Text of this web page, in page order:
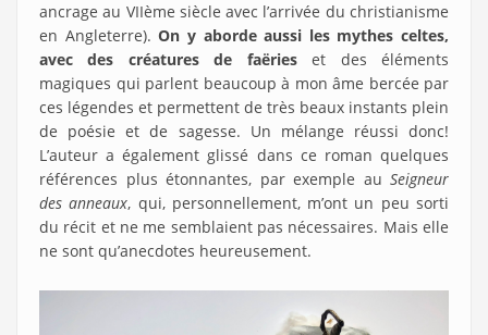
ancrage au VIIème siècle avec l’arrivée du christianisme
en Angleterre).On y aborde aussi les mythes celtes,
avec des créatures de faërieset des éléments
magiques qui parlent beaucoup à mon âme bercée par
ces légendes et permettent de très beaux instants plein
de poésie et de sagesse. Un mélange réussi donc!
L’auteur a également glissé dans ce roman quelques
références plus étonnantes, par exemple au Seigneur
des anneaux, qui, personnellement, m’ont un peu sorti
du récit et ne me semblaient pas nécessaires. Mais elle
ne sont qu’anecdotes heureusement.